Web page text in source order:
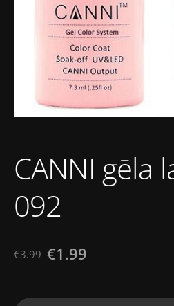
CANNI gēla
092
€3.99 €1.99